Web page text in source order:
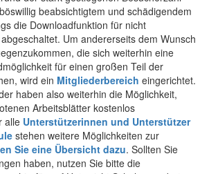
beabsichtigtem und schädigendem
die Downloadfunktion für nicht
Um andererseits dem Wunsch
die sich weiterhin eine
für einen großen Teil der
wird ein Mitgliederbereich eingerichtet.
haben also weiterhin die Möglichkeit,
Arbeitsblätter kostenlos
alle Unterstützerinnen und Unterstützer
stehen weitere Möglichkeiten zur
Sie eine Übersicht dazu. Sollten Sie
haben, nutzen Sie bitte die